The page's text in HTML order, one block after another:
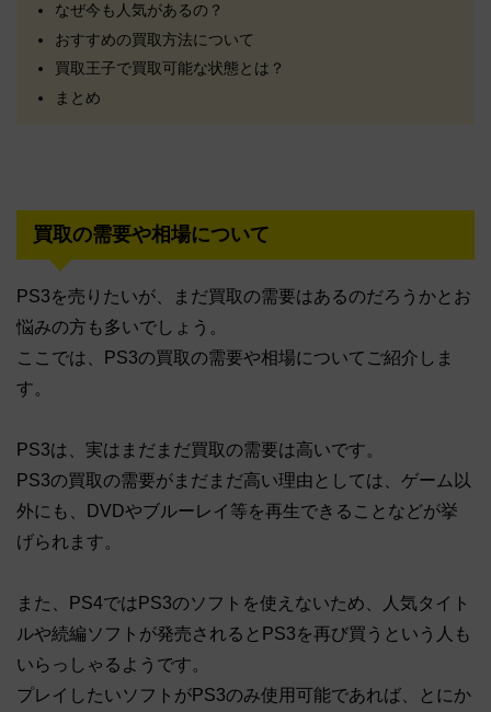
なぜ今も人気があるの？
おすすめの買取方法について
買取王子で買取可能な状態とは？
まとめ
買取の需要や相場について
PS3を売りたいが、まだ買取の需要はあるのだろうかとお
悩みの方も多いでしょう。
ここでは、PS3の買取の需要や相場についてご紹介しま
す。
PS3は、実はまだまだ買取の需要は高いです。
PS3の買取の需要がまだまだ高い理由としては、ゲーム以
外にも、DVDやブルーレイ等を再生できることなどが挙
げられます。
また、PS4ではPS3のソフトを使えないため、人気タイト
ルや続編ソフトが発売されるとPS3を再び買うという人も
いらっしゃるようです。
プレイしたいソフトがPS3のみ使用可能であれば、とにか